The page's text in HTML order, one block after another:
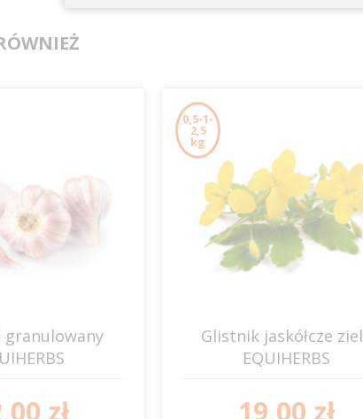
granulowany
zł
0,5-1-
2,5
kg
Glistnik jaskółcze
EQUIHERBS
19,00 zł